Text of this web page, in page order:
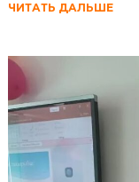
ЧИТАТЬ ДАЛЬШЕ